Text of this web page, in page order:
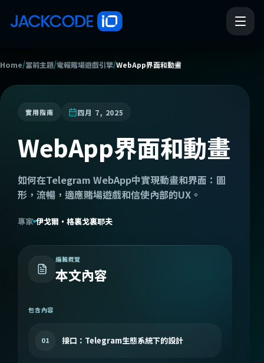
Home/當前主題/電報賭場遊戲引擎/WebApp界面和動畫
實用指南 四月 7, 2025
WebApp界面和動畫
如何在Telegram WebApp中實現動畫和界面：圖
形，流暢，適應賭場遊戲和信使內部的UX。
專家 伊戈爾·格裏戈裏耶夫
編輯概覽
本文內容
包含內容
01 接口：Telegram生態系統下的設計